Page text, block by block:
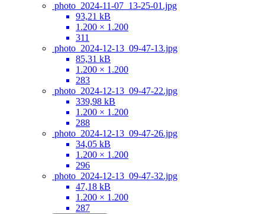
photo_2024-11-07_13-25-01.jpg
93,21 kB
1.200 × 1.200
311
photo_2024-12-13_09-47-13.jpg
85,31 kB
1.200 × 1.200
283
photo_2024-12-13_09-47-22.jpg
339,98 kB
1.200 × 1.200
288
photo_2024-12-13_09-47-26.jpg
34,05 kB
1.200 × 1.200
296
photo_2024-12-13_09-47-32.jpg
47,18 kB
1.200 × 1.200
287